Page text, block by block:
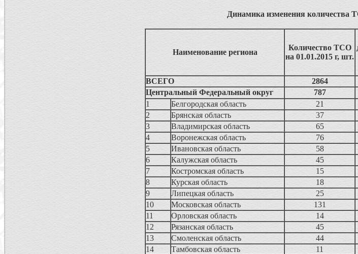
Динамика изменения количества
Наименование региона
Количество ТСО
на 01.01.2015 г, шт.
ВСЕГО
2864
Центральный Федеральный округ
787
1
Белгородская область 21
2
Брянская область 37
3
Владимирская область 65
4
Воронежская область 76
5
Ивановская область 58
6
Калужская область 45
7
Костромская область 15
8
Курская область 18
9
Липецкая область 25
10
Московская область 131
11
Орловская область 14
12
Рязанская область 45
13
Смоленская область 44
14
Тамбовская область 11